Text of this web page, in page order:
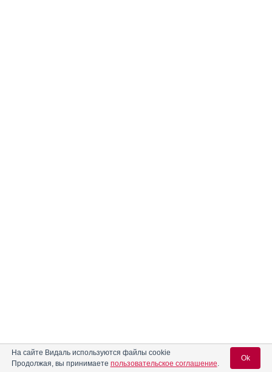
На сайте Видаль используются файлы cookie
Продолжая, вы принимаете пользовательское соглашение.
Ok